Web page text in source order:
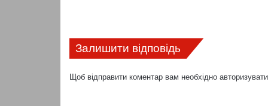
Залишити відповідь
Щоб відправити коментар вам необхідно